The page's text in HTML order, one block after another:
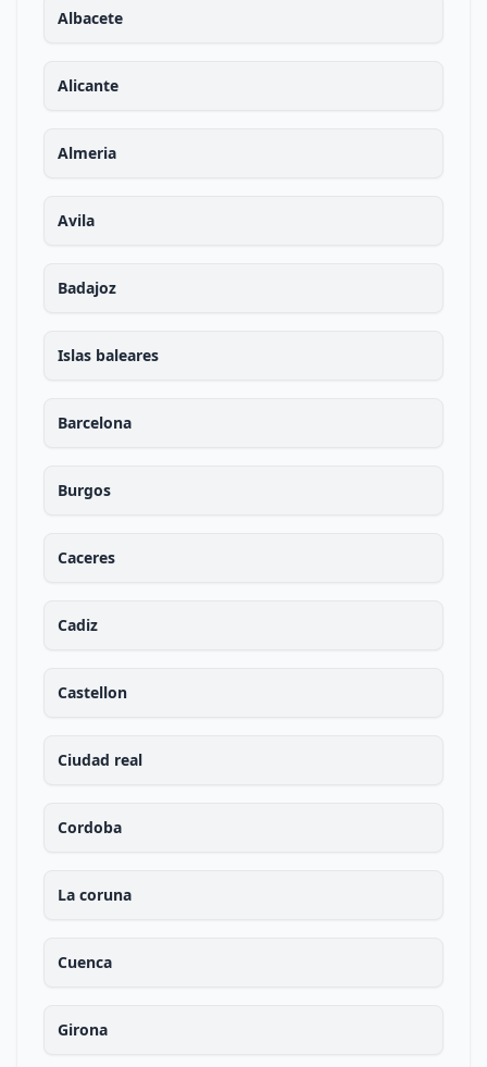
Albacete
Alicante
Almeria
Avila
Badajoz
Islas baleares
Barcelona
Burgos
Caceres
Cadiz
Castellon
Ciudad real
Cordoba
La coruna
Cuenca
Girona